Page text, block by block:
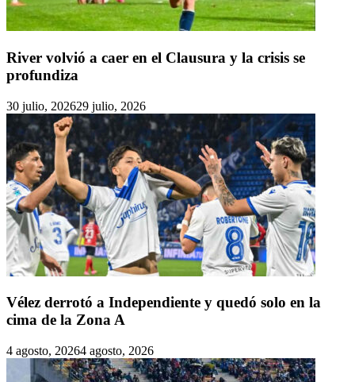
River volvió a caer en el Clausura y la crisis se
profundiza
30 julio, 202629 julio, 2026
Vélez derrotó a Independiente y quedó solo en la
cima de la Zona A
4 agosto, 20264 agosto, 2026